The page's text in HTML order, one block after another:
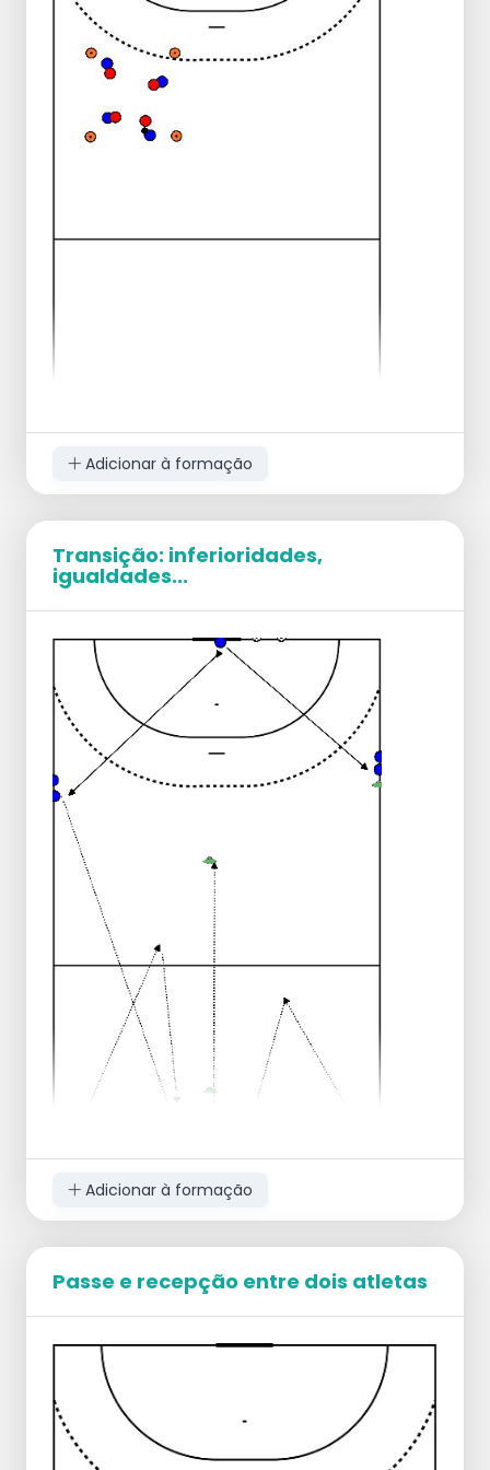
vence.
Descrição
Este jogo pode ser jogado como jogo final,
durante o treino ou como aquecimento.
É atraente porque pode ser bem
diferenciado e alterado.
Execução
Dois times são formados em um campo
passá-la 10 vezes para um companheiro
de equipe.
O outro time tenta interceptar a bola e, em
seguida, também passá-la 10 vezes.
Variações
Aumentar ou diminuir o tamanho do
campo.
Outra forma de passar, como obrigatório
através de um quique ou pelo ar.
Adicionar à formação
Transição: inferioridades,
igualdades...
Objetivo
Trabalhar transições em situações de
inferioridade, igualdade e superioridade
numérica no jogo.
Execução
Inicie a atividade com uma situação de 1x0,
Adicionar à formação
Passe e recepção entre dois atletas